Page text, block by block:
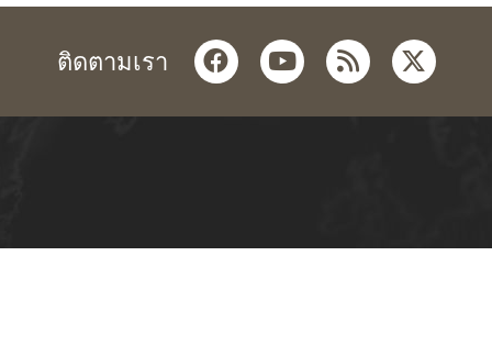
ติดตามเรา facebookyoutube
rss twitter